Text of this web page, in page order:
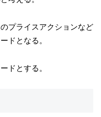
プライスアクションなど
ドとなる。
ドとする。